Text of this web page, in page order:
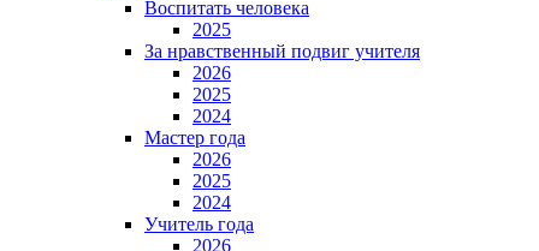
Воспитать человека
2025
За нравственный подвиг учителя
2026
2025
2024
Мастер года
2026
2025
2024
Учитель года
2026